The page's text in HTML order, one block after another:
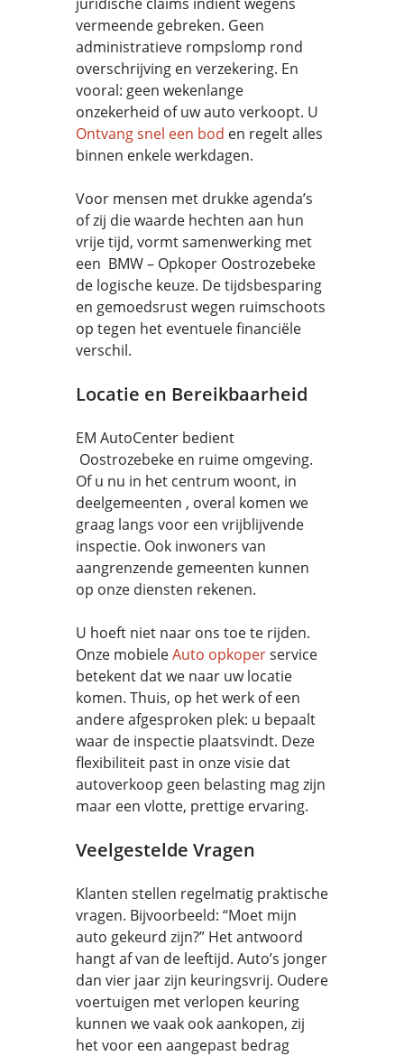
vermeende gebreken. Geen
administratieve rompslomp rond
overschrijving en verzekering. En
vooral: geen wekenlange
onzekerheid of uw auto verkoopt. U
Ontvang snel een bod en regelt alles
binnen enkele werkdagen.
Voor mensen met drukke agenda’s
of zij die waarde hechten aan hun
vrije tijd, vormt samenwerking met
een BMW – Opkoper Oostrozebeke
de logische keuze. De tijdsbesparing
en gemoedsrust wegen ruimschoots
op tegen het eventuele financiële
verschil.
Locatie en Bereikbaarheid
EM AutoCenter bedient
Oostrozebeke en ruime omgeving.
Of u nu in het centrum woont, in
deelgemeenten , overal komen we
graag langs voor een vrijblijvende
inspectie. Ook inwoners van
aangrenzende gemeenten kunnen
op onze diensten rekenen.
U hoeft niet naar ons toe te rijden.
Onze mobieleAuto opkoperservice
betekent dat we naar uw locatie
komen. Thuis, op het werk of een
andere afgesproken plek: u bepaalt
waar de inspectie plaatsvindt. Deze
flexibiliteit past in onze visie dat
autoverkoop geen belasting mag zijn
maar een vlotte, prettige ervaring.
Veelgestelde Vragen
Klanten stellen regelmatig praktische
vragen. Bijvoorbeeld: “Moet mijn
auto gekeurd zijn?” Het antwoord
hangt af van de leeftijd. Auto’s jonger
dan vier jaar zijn keuringsvrij. Oudere
voertuigen met verlopen keuring
kunnen we vaak ook aankopen, zij
het voor een aangepast bedrag